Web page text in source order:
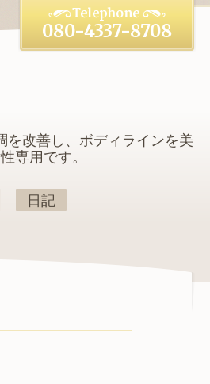
改善し、ボディラインを美
専用です。
080-4337-8708
日記